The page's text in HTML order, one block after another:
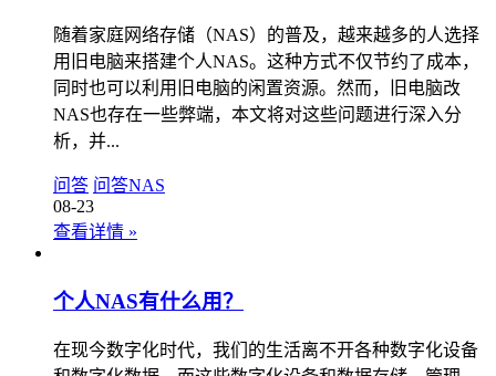
随着家庭网络存储（NAS）的普及，越来越多的人选择
用旧电脑来搭建个人NAS。这种方式不仅节约了成本，
同时也可以利用旧电脑的闲置资源。然而，旧电脑改
NAS也存在一些弊端，本文将对这些问题进行深入分
析，并...
问答 问答NAS
08-23
查看详情 »
个人NAS有什么用？
在现今数字化时代，我们的生活离不开各种数字化设备